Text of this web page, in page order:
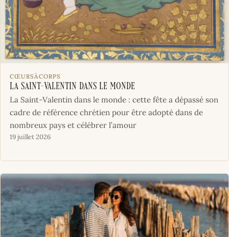
CŒURSÀCORPS
La Saint-Valentin dans le monde
La Saint-Valentin dans le monde : cette fête a dépassé son
cadre de référence chrétien pour être adopté dans de
nombreux pays et célébrer l’amour
19 juillet 2026